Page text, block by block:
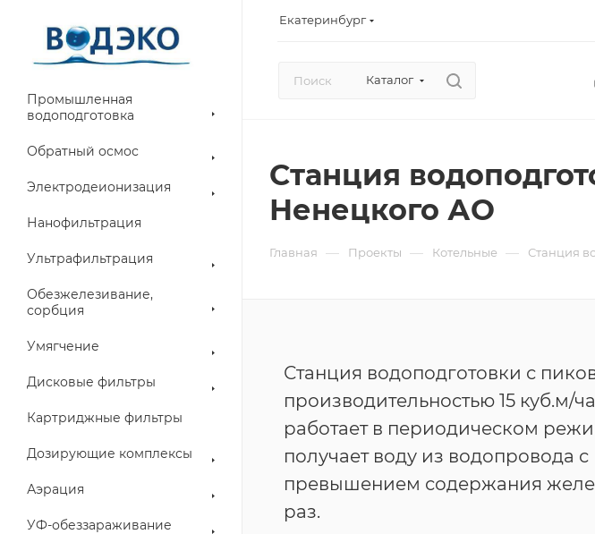
Екатеринбург
Каталог
Промышленная
водоподготовка
Обратный осмос
Электродеионизация
Нанофильтрация
Ультрафильтрация
Обезжелезивание,
сорбция
Умягчение
Дисковые фильтры
Картриджные фильтры
Дозирующие комплексы
Аэрация
УФ-обеззараживание
Станция
Ненецкого АО
Главная — Проекты — Котельные — Станция
Станция водоподготовки с
производительностью 15 куб.м/
работает в периодическом
получает воду из водопровода с
превышением содержания
раз.